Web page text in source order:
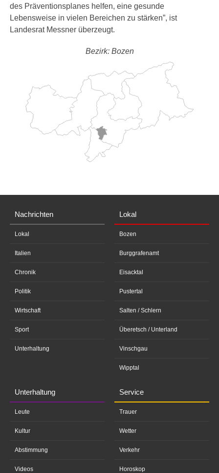
des Präventionsplanes helfen, eine gesunde
Lebensweise in vielen Bereichen zu stärken”, ist
Landesrat Messner überzeugt.
Bezirk: Bozen
Nachrichten
Lokal
Italien
Chronik
Politik
Wirtschaft
Sport
Unterhaltung
Lokal
Bozen
Burggrafenamt
Eisacktal
Pustertal
Salten / Schlern
Überetsch / Unterland
Vinschgau
Wipptal
Unterhaltung
Leute
Kultur
Abstimmung
Videos
Service
Trauer
Wetter
Verkehr
Horoskop